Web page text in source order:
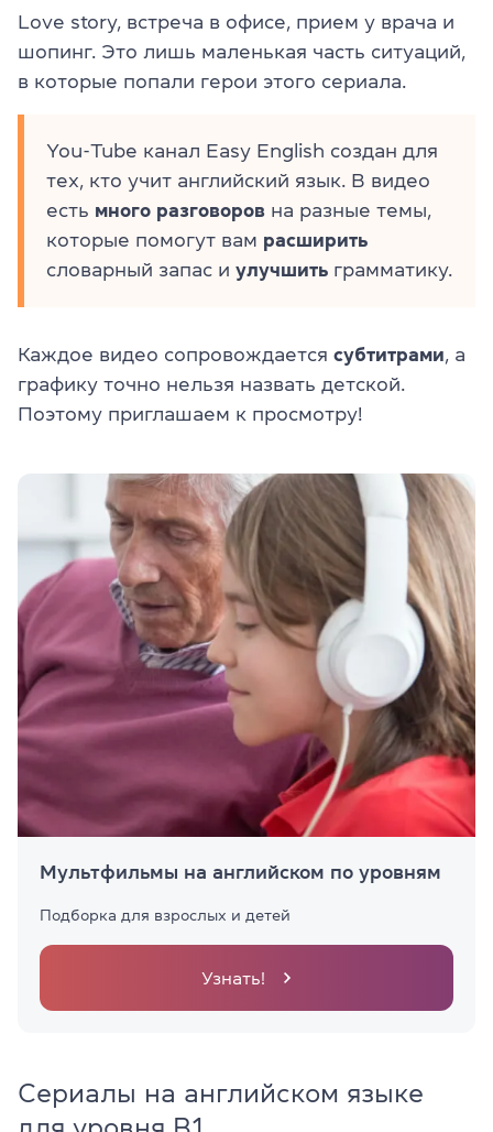
Love story, встреча в офисе, прием у врача и
шопинг. Это лишь маленькая часть ситуаций,
в которые попали герои этого сериала.
You-Tube канал Easy English создан для
тех, кто учит английский язык. В видео
есть много разговоров на разные темы,
которые помогут вам расширить
словарный запас и улучшить грамматику.
Каждое видео сопровождается субтитрами , а
графику точно нельзя назвать детской.
Поэтому приглашаем к просмотру!
Мультфильмы на английском по уровням
Подборка для взрослых и детей
Узнать!
Сериалы на английском языке